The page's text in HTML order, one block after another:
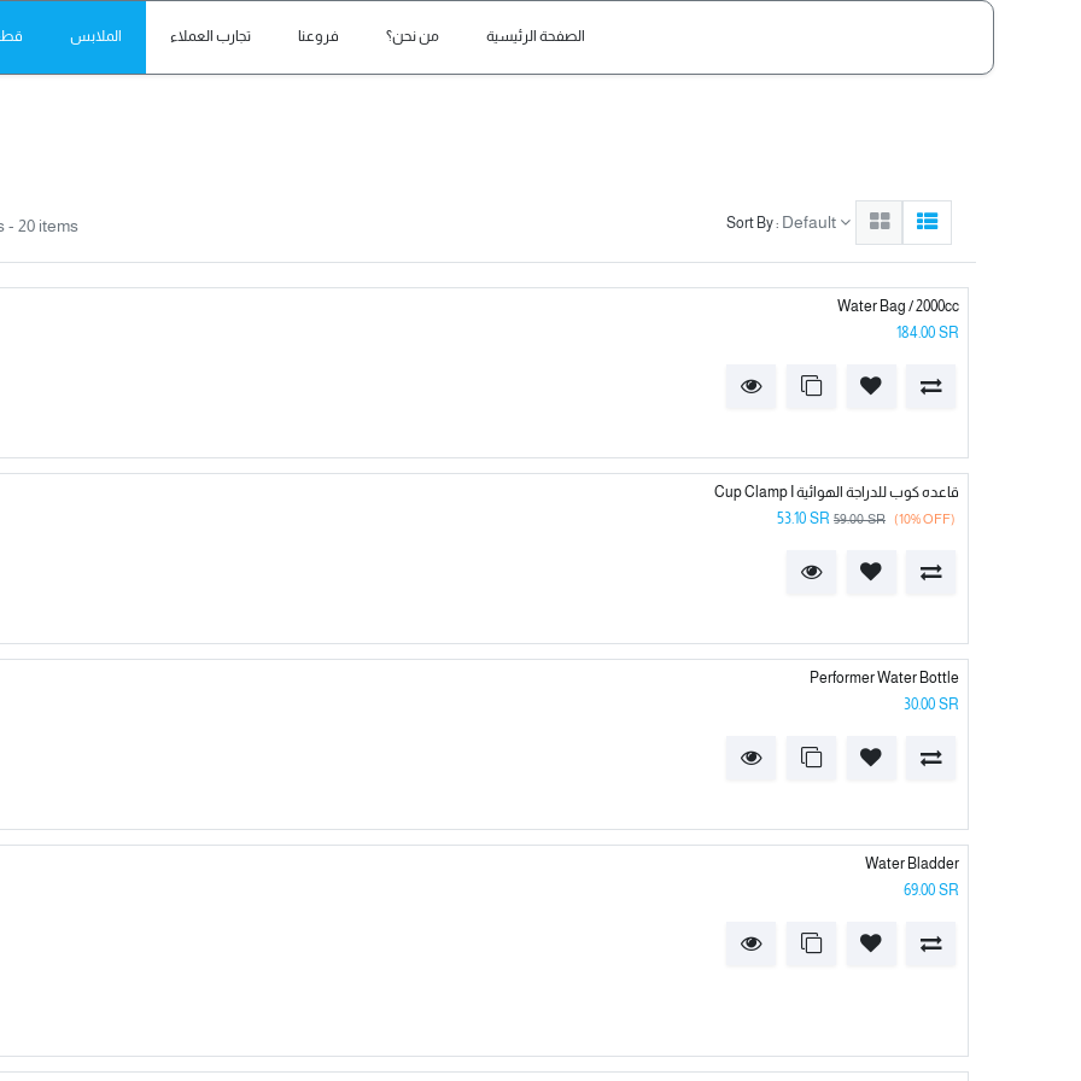
الملابس تجارب العملاء فروعنا من نحن؟ الصفحة الرئيسية
- 20 items Sort By : Default
Water Bag / 2000cc
184.00 SR
Cup Clamp I قاعده كوب للدراجة الهوائية
53.10 SR 59.00SR (10% OFF)
Performer Water Bottle
30.00 SR
Water Bladder
69.00 SR